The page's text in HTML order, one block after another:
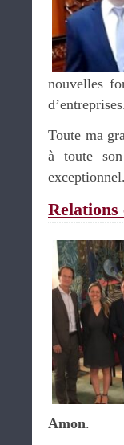
nouvelles
Toute ma
à toute
exceptionnel.
Relations
Amon.